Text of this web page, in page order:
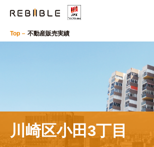
Top 不動産販売実績
川崎区小田3丁目